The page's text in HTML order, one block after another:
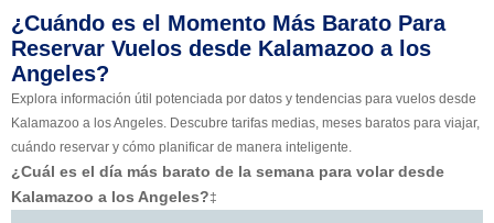
¿Cuándo es el Momento Más Barato Para
Reservar Vuelos desde Kalamazoo a los
Angeles?
Explora información útil potenciada por datos y tendencias para vuelos desde
Kalamazoo a los Angeles. Descubre tarifas medias, meses baratos para viajar,
cuándo reservar y cómo planificar de manera inteligente.
¿Cuál es el día más barato de la semana para volar desde
Kalamazoo a los Angeles?‡